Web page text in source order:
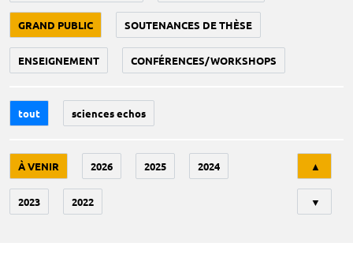
GRAND PUBLIC SOUTENANCES DE THÈSE
ENSEIGNEMENT CONFÉRENCES/WORKSHOPS
tout sciences echos
À VENIR 2026 2025 2024
2023 2022
▲
▼